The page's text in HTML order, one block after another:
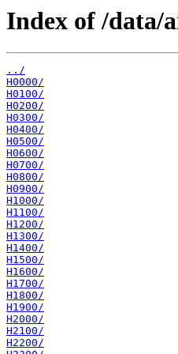
Index of /data/
../
H0000/
H0100/
H0200/
H0300/
H0400/
H0500/
H0600/
H0700/
H0800/
H0900/
H1000/
H1100/
H1200/
H1300/
H1400/
H1500/
H1600/
H1700/
H1800/
H1900/
H2000/
H2100/
H2200/